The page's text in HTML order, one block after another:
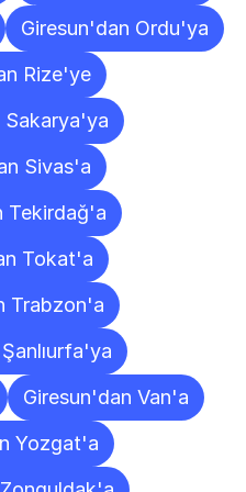
Giresun'dan Ordu'ya
Rize'ye
Sakarya'ya
Sivas'a
Tekirdağ'a
Tokat'a
Trabzon'a
Giresun'dan Van'a
Yozgat'a